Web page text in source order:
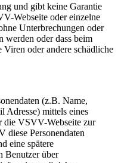
und gibt keine Garantie
Webseite oder einzelne
Unterbrechungen oder
werden oder dass beim
oder andere schädliche
(z.B. Name,
Adresse) mittels eines
die VSVV-Webseite zur
diese Personendaten
eine spätere
Benutzer über